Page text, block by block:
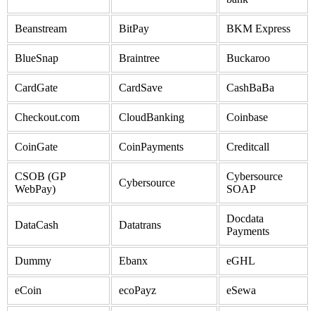
Beanstream BitPay BKM Express
BlueSnap Braintree Buckaroo
CardGate CardSave CashBaBa
Checkout.com CloudBanking Coinbase
CoinGate CoinPayments Creditcall
CSOB (GP
WebPay)
Cybersource
Cybersource
SOAP
DataCash Datatrans
Docdata
Payments
Dummy Ebanx eGHL
eCoin ecoPayz eSewa